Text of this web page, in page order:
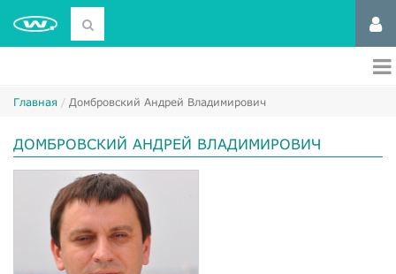
Главная Домбровский Андрей Владимирович
ДОМБРОВСКИЙ АНДРЕЙ ВЛАДИМИРОВИЧ